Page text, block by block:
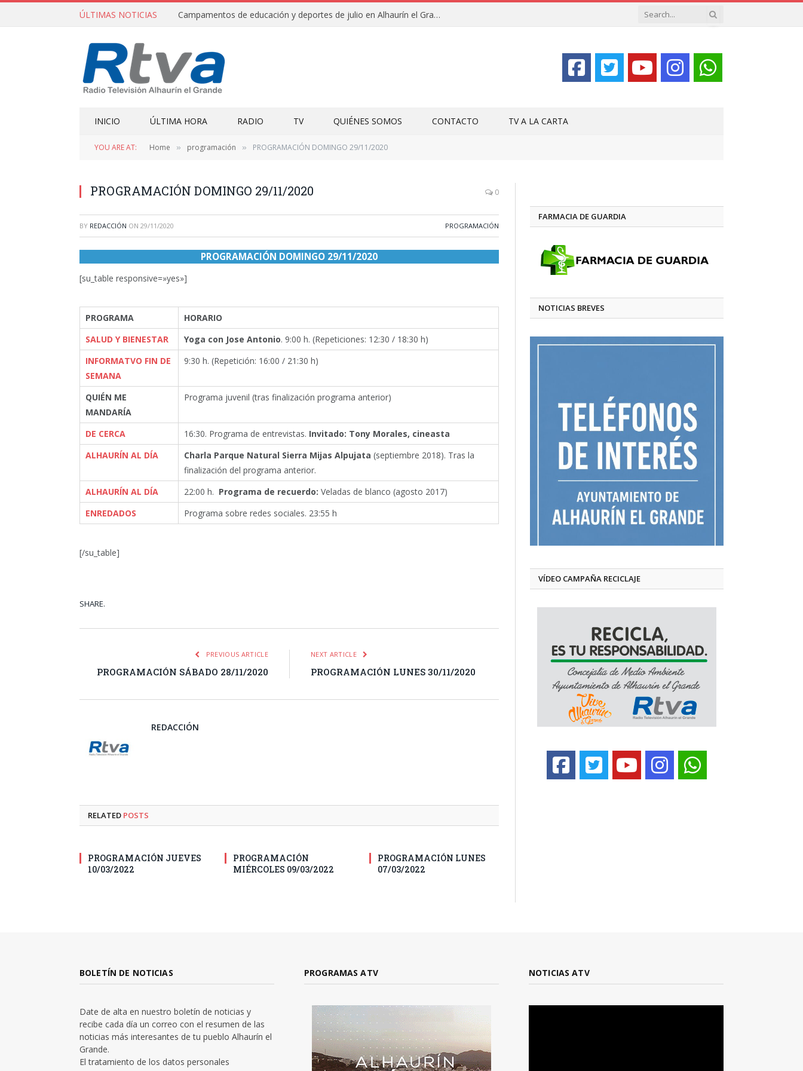
ÚLTIMAS NOTICIAS Campamentos de educación y deportes de julio en Alhaurín el Grande y Villa del Guadalhorce
INICIO ÚLTIMA HORA RADIO TV QUIÉNES SOMOS CONTACTO TV A LA CARTA
YOU ARE AT: Home » programación » PROGRAMACIÓN DOMINGO 29/11/2020
PROGRAMACIÓN DOMINGO 29/11/2020 0
BY REDACCIÓN ON 29/11/2020 PROGRAMACIÓN
PROGRAMACIÓN DOMINGO 29/11/2020
[su_table responsive=»yes»]
PROGRAMA
HORARIO
SALUD Y BIENESTAR
Yoga con Jose Antonio. 9:00 h. (Repeticiones: 12:30 / 18:30 h)
INFORMATVO FIN DE
SEMANA
9:30 h. (Repetición: 16:00 / 21:30 h)
QUIÉN ME
MANDARÍA
Programa juvenil (tras finalización programa anterior)
DE CERCA 16:30. Programa de entrevistas. Invitado: Tony Morales, cineasta
ALHAURÍN AL DÍA
Charla Parque Natural Sierra Mijas Alpujata (septiembre 2018). Tras la
finalización del programa anterior.
ALHAURÍN AL DÍA
22:00 h. Programa de recuerdo: Veladas de blanco (agosto 2017)
ENREDADOS
Programa sobre redes sociales. 23:55 h
[/su_table]
SHARE.
PREVIOUS ARTICLE
PROGRAMACIÓN SÁBADO 28/11/2020
NEXT ARTICLE
PROGRAMACIÓN LUNES 30/11/2020
REDACCIÓN
RELATED POSTS
PROGRAMACIÓN JUEVES
10/03/2022
PROGRAMACIÓN
MIÉRCOLES 09/03/2022
PROGRAMACIÓN LUNES
07/03/2022
FARMACIA DE GUARDIA
NOTICIAS BREVES
VÍDEO CAMPAÑA RECICLAJE
BOLETÍN DE NOTICIAS
Date de alta en nuestro boletín de noticias y
recibe cada día un correo con el resumen de las
noticias más interesantes de tu pueblo Alhaurín el
Grande.
El tratamiento de los datos personales
PROGRAMAS ATV NOTICIAS ATV